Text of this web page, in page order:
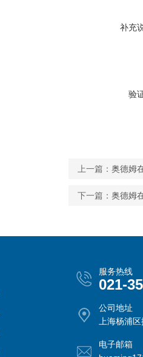
补充
验
上一篇： 奥德姆
下一篇： 奥德姆
服务热线
021-
公司地址
上海杨浦
电子邮箱